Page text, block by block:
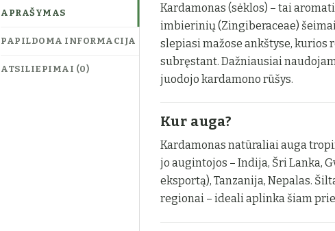
APRAŠYMAS
PAPILDOMA INFORMACIJA
ATSILIEPIMAI (0)
Kardamonas (sėklos) – tai
imbierinių (Zingiberaceae)
slepiasi mažose ankštyse, kurios
subręstant. Dažniausiai
juodojo kardamono rūšys.
Kur auga?
Kardamonas natūraliai auga
jo augintojos – Indija, Šri Lanka,
eksportą), Tanzanija, Nepalas.
regionai – ideali aplinka šiam